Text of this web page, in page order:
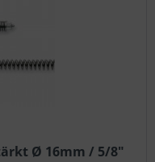
Ø 16mm / 5/8"